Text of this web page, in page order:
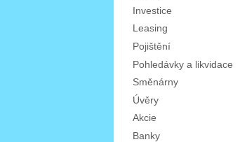
Investice
Leasing
Pojištění
Pohledávky a likvidace
Směnárny
Úvěry
Akcie
Banky